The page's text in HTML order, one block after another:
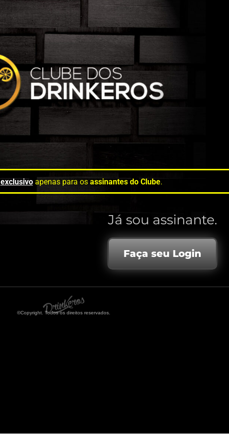
exclusivoapenas para os assinantes do Clube.
Já sou assinante.
Faça seu Login
©Copyright. Todos os direitos reservados.